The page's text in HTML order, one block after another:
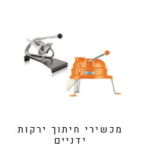
מכשירי חיתוך ירקות
ידניים